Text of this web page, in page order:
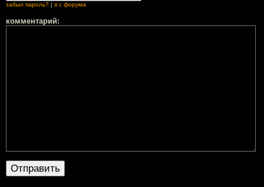
забыл пароль? | я с форума
комментарий: